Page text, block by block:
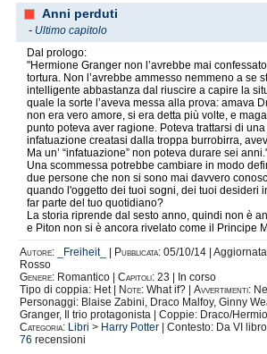
Anni perduti
- Ultimo capitolo
Dal prologo:
"Hermione Granger non l’avrebbe mai
tortura. Non l’avrebbe ammesso nemmeno a se
intelligente abbastanza dal riuscire a capire la
quale la sorte l’aveva messa alla prova: amava
non era vero amore, si era detta più volte, e
punto poteva aver ragione. Poteva trattarsi di
infatuazione creatasi dalla troppa burrobirra,
Ma un’ “infatuazione” non poteva durare sei
Una scommessa potrebbe cambiare in modo
due persone che non si sono mai davvero
quando l'oggetto dei tuoi sogni, dei tuoi desideri
far parte del tuo quotidiano?
La storia riprende dal sesto anno, quindi non è
e Piton non si è ancora rivelato come il Principe
Autore:
_Freiheit_ Pubblicata: 05/10/14 |
Rosso
Genere: Romantico | Capitoli: 23 | In corso
Tipo di coppia: Het |
Note: What if? | Avvertimenti:
Personaggi: Blaise Zabini, Draco Malfoy, Ginny
Granger, Il trio protagonista | Coppie: Draco/
Categoria: Libri > Harry Potter | Contesto: Da VI
76 recensioni